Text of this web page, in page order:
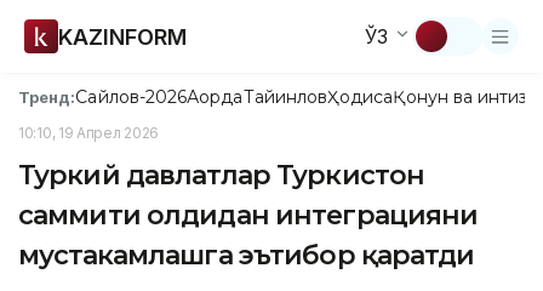
KAZINFORM ЎЗ
Тренд:Сайлов-2026АқордаТайинловҲодисаҚонун ва
10:10, 19 Апрел 2026
Туркий давлатлар Туркистон
саммити олдидан интеграцияни
мустаҳкамлашга эътибор қаратди